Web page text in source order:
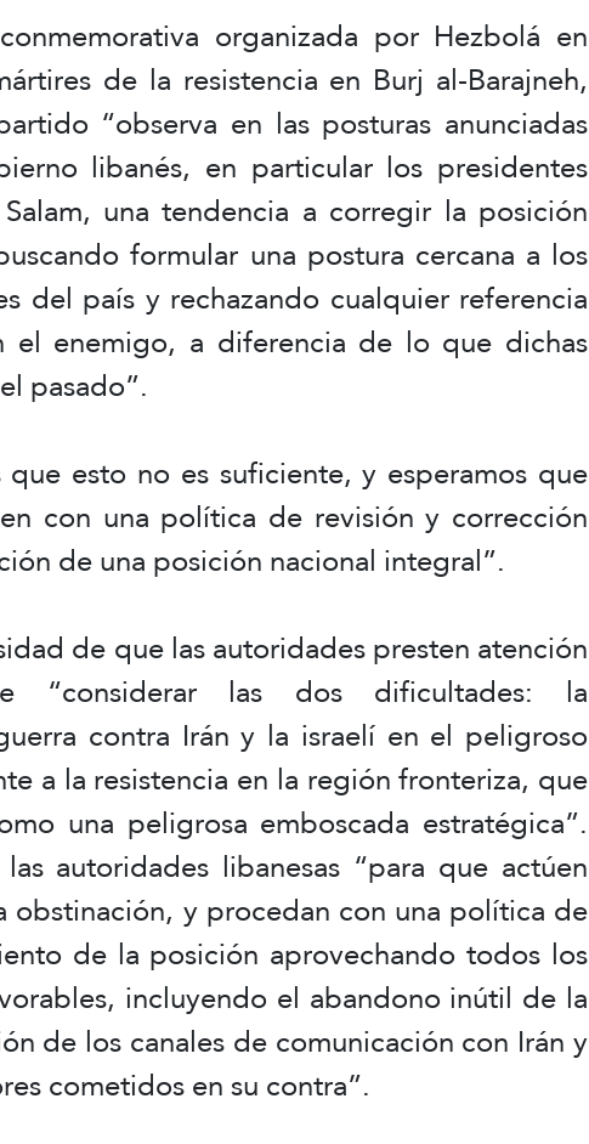
organizada por Hezbolá en
de la resistencia en Burj al-Barajneh,
“observa en las posturas anunciadas
libanés, en particular los presidentes
una tendencia a corregir la posición
formular una postura cercana a los
del país y rechazando cualquier referencia
enemigo, a diferencia de lo que dichas
pasado”.
esto no es suficiente, y esperamos que
con una política de revisión y corrección
de una posición nacional integral”.
de que las autoridades presten atención
“considerar las dos dificultades: la
contra Irán y la israelí en el peligroso
a la resistencia en la región fronteriza, que
una peligrosa emboscada estratégica”.
autoridades libanesas “para que actúen
obstinación, y procedan con una política de
de la posición aprovechando todos los
incluyendo el abandono inútil de la
de los canales de comunicación con Irán y
cometidos en su contra”.